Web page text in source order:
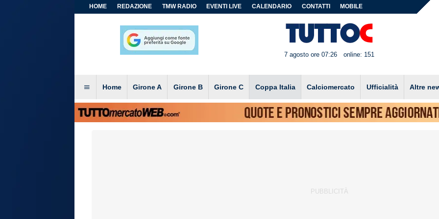
HOME REDAZIONE TMW RADIO EVENTI LIVE CALENDARIO CONTATTI MOBILE
7 agosto ore 07:26 online: 151
Home Girone A Girone B Girone C Coppa Italia Calciomercato Ufficialità Altre